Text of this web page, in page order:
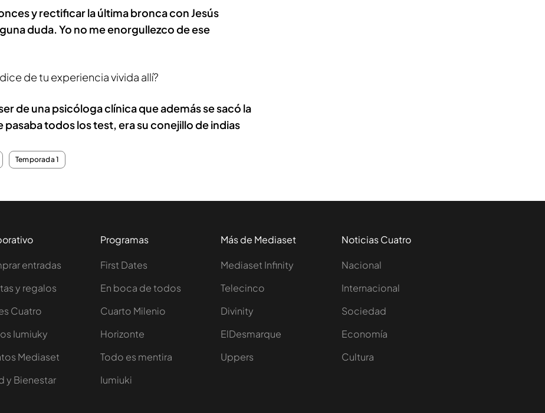
y rectificar la última bronca con Jesús
duda. Yo no me enorgullezco de ese
de tu experiencia vivida allí?
de una psicóloga clínica que además se sacó la
pasaba todos los test, era su conejillo de indias
Temporada 1
entradas
y regalos
Cuatro
Iumiuky
Mediaset
y Bienestar
Programas
First Dates
En boca de todos
Cuarto Milenio
Horizonte
Todo es mentira
Iumiuki
Más de Mediaset
Mediaset Infinity
Telecinco
Divinity
ElDesmarque
Uppers
Noticias Cuatro
Nacional
Internacional
Sociedad
Economía
Cultura